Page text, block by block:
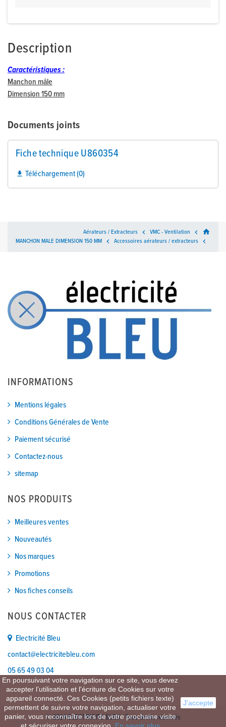
Description
Caractéristiques :
Manchon mâle
Dimension 150 mm
Documents joints
Fiche technique U860354
 Téléchargement (0)
home

VMC - Ventilation

Aérateurs / Extracteurs

Accessoires aérateurs / extracteurs

MANCHON MALE DIMENSION 150 MM
INFORMATIONS
Mentions légales
Conditions Générales de Vente
Paiement sécurisé
Contactez-nous
sitemap
NOS PRODUITS
Meilleures ventes
Nouveautés
Nos marques
Promotions
Nos fiches conseils
NOUS CONTACTER
Electricité Bleu
contact@electricitebleu.com
05 65 49 03 04
En poursuivant votre navigation sur ce site, vous devez
accepter l’utilisation et l'écriture de Cookies sur votre
appareil connecté. Ces Cookies (petits fichiers texte)
permettent de suivre votre navigation, actualiser votre
panier, vous reconnaître lors de votre prochaine visite
J'accepte
© 2024 ELECTRICITE BLEU - Tous droits réservés